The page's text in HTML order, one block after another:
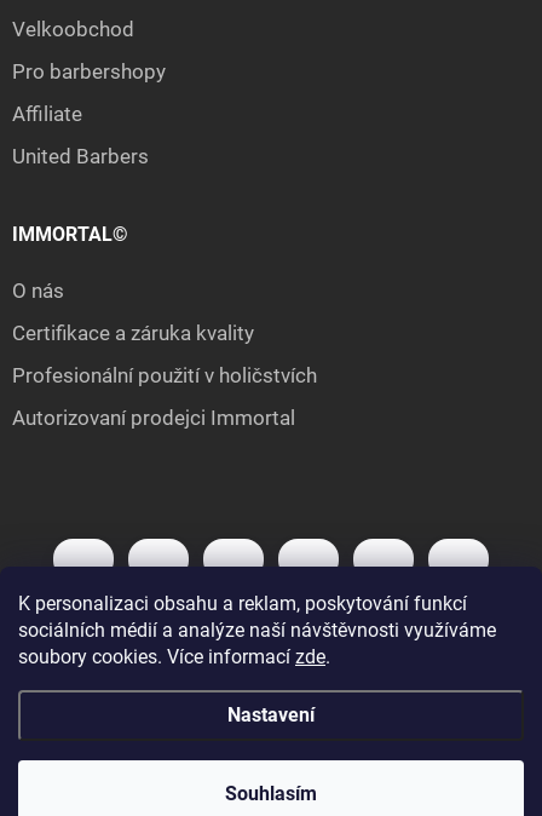
K personalizaci obsahu a reklam, poskytování funkcí
sociálních médií a analýze naší návštěvnosti využíváme
soubory cookies. Více informací zde.
Nastavení
Souhlasím
Velkoobchod
Pro barbershopy
Affiliate
United Barbers
IMMORTAL©
O nás
Certifikace a záruka kvality
Profesionální použití v holičstvích
Autorizovaní prodejci Immortal
Copyright 2026IMMORTAL.cz. Všechna práva vyhrazena.Upravit nastavení
cookies